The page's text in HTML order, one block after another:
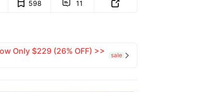
598  11 
Only $229 (26% OFF) >>
sale 